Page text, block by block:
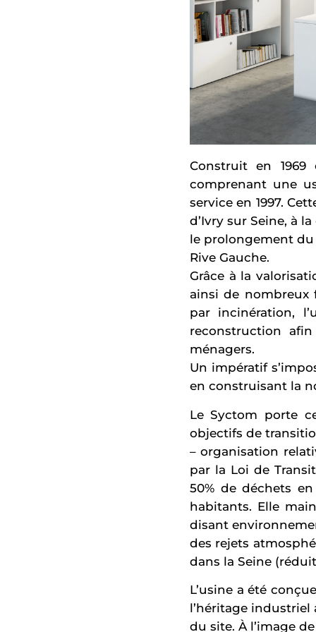
Construit en 1969
comprenant une
service en 1997.
d’Ivry sur Seine, à
le prolongement
Rive Gauche.
Grâce à la
ainsi de nombreux
par incinération,
reconstruction
ménagers.
Un impératif
en construisant la
Le Syctom porte
objectifs de
– organisation
par la Loi de
50% de déchets
habitants. Elle
disant
des rejets
dans la Seine
L’usine a été
l’héritage industriel
du site. À l’image